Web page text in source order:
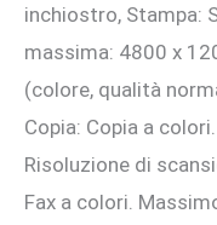
era:
552,06 €.
è:
inchiostro, Stampa:
massima: 4800 x
(colore, qualità
Copia: Copia a
Risoluzione di
Fax a colori.